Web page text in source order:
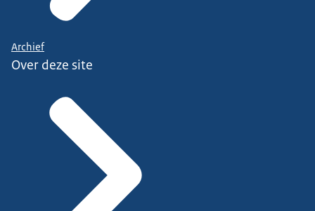
Archief
Over deze site